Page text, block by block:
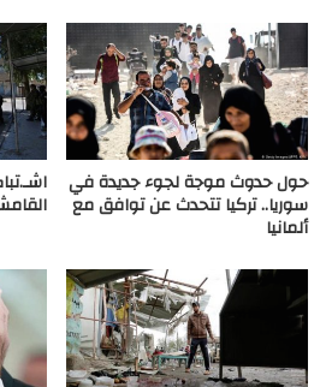
حول حدوث موجة لجوء جديدة في
سوريا.. تركيا تتحدث عن توافق مع
ألمانيا